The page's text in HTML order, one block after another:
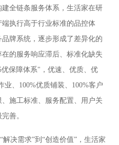
全链条服务体系，生活家在研
执行高于行业标准的品控体
牌系统，逐步形成了差异化的
的服务响应滞后、标准化缺失
保障体系"，优速、优质、优
业、100%优质铺装、100%客户
施工标准、服务配置、用户关
善。
解决需求”到“创造价值”，生活家